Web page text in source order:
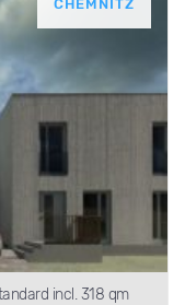
CHEMNITZ
incl. 318 qm